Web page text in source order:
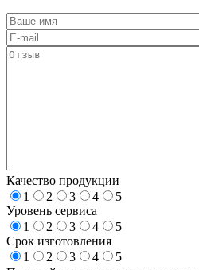
Качество продукции
1
2 3 4
5
Уровень сервиса
1
2 3 4
5
Срок изготовления
1
2 3 4
5